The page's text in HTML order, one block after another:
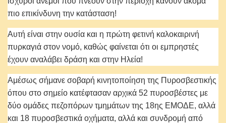
πιο επικίνδυνη την κατάσταση!
Αυτή είναι στην ουσία και η πρώτη φετινή καλοκαιρινή
πυρκαγιά στον νομό, καθώς φαίνεται ότι οι εμπρηστές
έχουν αναλάβει δράση και στην Ηλεία!
Αμέσως σήμανε σοβαρή κινητοποίηση της Πυροσβεστικής
όπου στο σημείο κατέφτασαν αρχικά 52 πυροσβέστες με
δύο ομάδες πεζοπόρων τμημάτων της 18ης ΕΜΟΔΕ, αλλά
και 18 πυροσβεστικά οχήματα, αλλά και συνδρομή από